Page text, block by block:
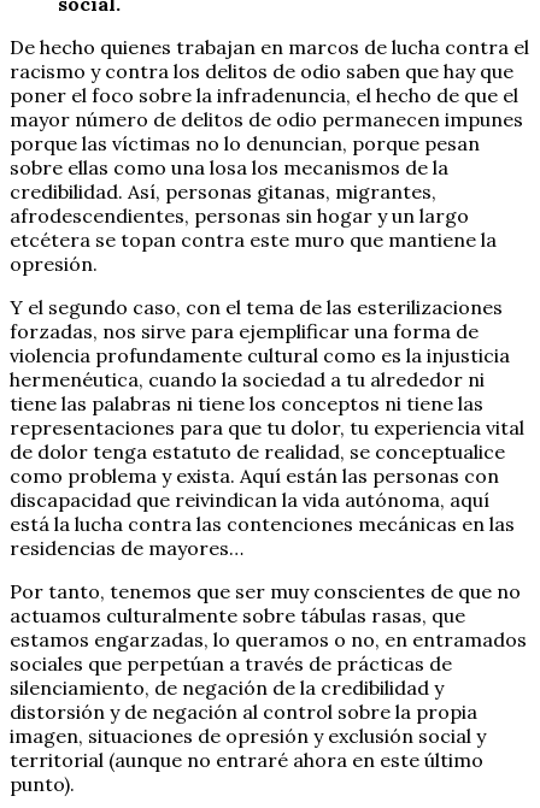
De hecho quienes trabajan en marcos de lucha contra el
racismo y contra los delitos de odio saben que hay que
poner el foco sobre la infradenuncia, el hecho de que el
mayor número de delitos de odio permanecen impunes
porque las víctimas no lo denuncian, porque pesan
sobre ellas como una losa los mecanismos de la
credibilidad. Así, personas gitanas, migrantes,
afrodescendientes, personas sin hogar y un largo
etcétera se topan contra este muro que mantiene la
opresión.
Y el segundo caso, con el tema de las esterilizaciones
forzadas, nos sirve para ejemplificar una forma de
violencia profundamente cultural como es la injusticia
hermenéutica, cuando la sociedad a tu alrededor ni
tiene las palabras ni tiene los conceptos ni tiene las
representaciones para que tu dolor, tu experiencia vital
de dolor tenga estatuto de realidad, se conceptualice
como problema y exista. Aquí están las personas con
discapacidad que reivindican la vida autónoma, aquí
está la lucha contra las contenciones mecánicas en las
residencias de mayores…
Por tanto, tenemos que ser muy conscientes de que no
actuamos culturalmente sobre tábulas rasas, que
estamos engarzadas, lo queramos o no, en entramados
sociales que perpetúan a través de prácticas de
silenciamiento, de negación de la credibilidad y
distorsión y de negación al control sobre la propia
imagen, situaciones de opresión y exclusión social y
territorial (aunque no entraré ahora en este último
punto).